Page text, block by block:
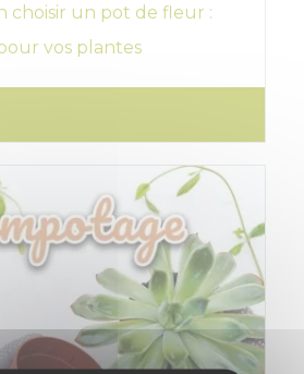
choisir un pot de fleur :
vos plantes